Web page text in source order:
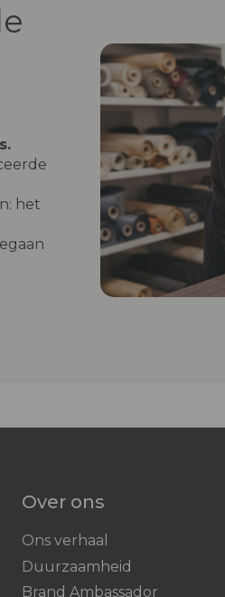
het
Over ons
Ons verhaal
Duurzaamheid
Brand Ambassador